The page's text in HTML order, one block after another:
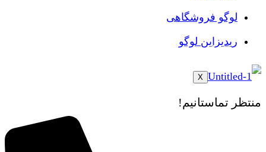
لوگو فروشگاهی
ریدیزاین لوگو
X
منتظر تماستانیم!